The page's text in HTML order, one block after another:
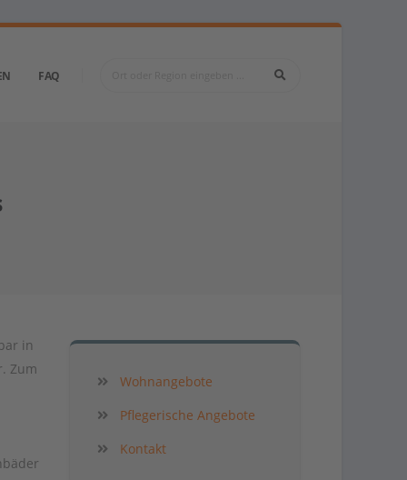
FAQ
in
Zum
Wohnangebote
Pflegerische Angebote
Kontakt